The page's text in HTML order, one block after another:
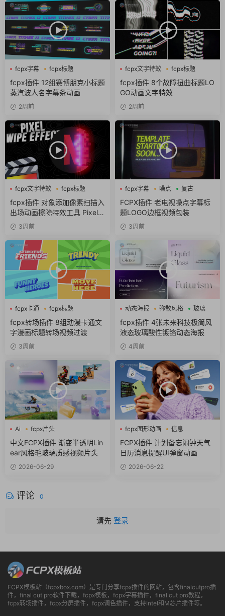
fcpx字幕
fcpx标题
fcpx片头
fcpx插件 12组赛博朋克小标题
蒸汽波人名字幕条动画
2周前
fcpx文字特效
fcpx标题
故障风
fcpx插件 8个故障扭曲标题LO
GO动画文字特效
2周前
fcpx文字特效
fcpx标题
像素
fcpx插件 对象添加像素扫描入
出场动画擦除特效工具 Pixel S
can3周前
fcpx字幕 噪点 复古
FCPX插件 老电视噪点字幕标
题LOGO边框视频包装
3周前
fcpx卡通
fcpx标题
fcpx转场
fcpx转场插件 8组动漫卡通文
字漫画标题转场视频过渡
3周前
动态海报 弥散风格 玻璃
fcpx插件 4张未来科技极简风
液态玻璃酸性镀铬动态海报
4周前
Ai
fcpx片头
fcpx视频开场
中文FCPX插件 渐变半透明Lin
ear风格毛玻璃质感视频片头
2026-06-29
fcpx图形动画
信息
商务风
FCPX插件 计划备忘闹钟天气
日历消息提醒UI弹窗动画
2026-06-22
评论 0
请先 登录
FCPX模板站（fcpxbox.com）是专门分享fcpx插件的网站，包含finalcutpro插
件，final cut pro软件下载，fcpx模板，fcpx字幕插件，final cut pro教程，
fcpx转场插件，fcpx分屏插件，fcpx调色插件，支持Intel和M芯片插件等。